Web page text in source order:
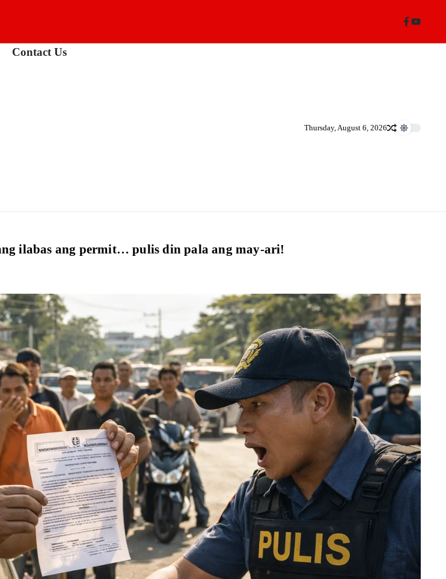
Contact Us
Thursday, August 6, 2026
ilabas ang permit… pulis din pala ang may-ari!